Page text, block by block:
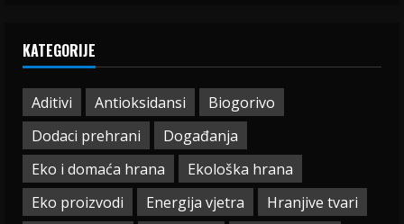
KATEGORIJE
Aditivi Antioksidansi
Biogorivo
Dodaci prehrani
Događanja
Eko i domaća hrana
Ekološka hrana
Eko proizvodi
Energija vjetra
Hranjive tvari